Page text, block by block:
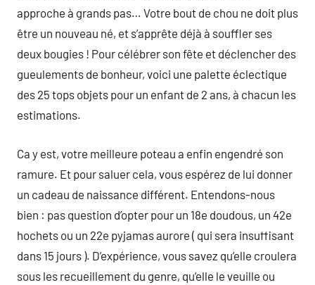
approche à grands pas… Votre bout de chou ne doit plus
être un nouveau né, et s’apprête déjà à souffler ses
deux bougies ! Pour célébrer son fête et déclencher des
gueulements de bonheur, voici une palette éclectique
des 25 tops objets pour un enfant de 2 ans, à chacun les
estimations.
Ca y est, votre meilleure poteau a enfin engendré son
ramure. Et pour saluer cela, vous espérez de lui donner
un cadeau de naissance différent. Entendons-nous
bien : pas question d’opter pour un 18e doudous, un 42e
hochets ou un 22e pyjamas aurore ( qui sera insuffisant
dans 15 jours ). D’expérience, vous savez qu’elle croulera
sous les recueillement du genre, qu’elle le veuille ou